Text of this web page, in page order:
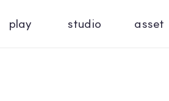
play studio asset